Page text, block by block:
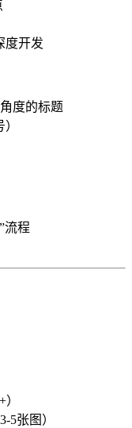
度开发
度的标题
程
5张图）